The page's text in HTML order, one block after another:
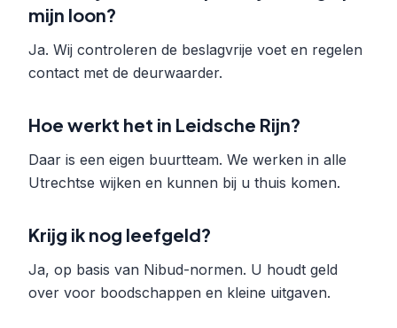
mijn loon?
Ja. Wij controleren de beslagvrije voet en regelen
contact met de deurwaarder.
Hoe werkt het in Leidsche Rijn?
Daar is een eigen buurtteam. We werken in alle
Utrechtse wijken en kunnen bij u thuis komen.
Krijg ik nog leefgeld?
Ja, op basis van Nibud-normen. U houdt geld
over voor boodschappen en kleine uitgaven.